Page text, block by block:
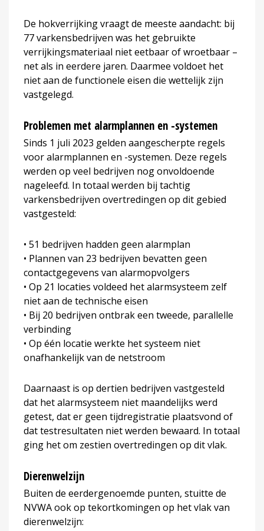
De hokverrijking vraagt de meeste aandacht: bij
77 varkensbedrijven was het gebruikte
verrijkingsmateriaal niet eetbaar of wroetbaar –
net als in eerdere jaren. Daarmee voldoet het
niet aan de functionele eisen die wettelijk zijn
vastgelegd.
Problemen met alarmplannen en -systemen
Sinds 1 juli 2023 gelden aangescherpte regels
voor alarmplannen en -systemen. Deze regels
werden op veel bedrijven nog onvoldoende
nageleefd. In totaal werden bij tachtig
varkensbedrijven overtredingen op dit gebied
vastgesteld:
• 51 bedrijven hadden geen alarmplan
• Plannen van 23 bedrijven bevatten geen
contactgegevens van alarmopvolgers
• Op 21 locaties voldeed het alarmsysteem zelf
niet aan de technische eisen
• Bij 20 bedrijven ontbrak een tweede, parallelle
verbinding
• Op één locatie werkte het systeem niet
onafhankelijk van de netstroom
Daarnaast is op dertien bedrijven vastgesteld
dat het alarmsysteem niet maandelijks werd
getest, dat er geen tijdregistratie plaatsvond of
dat testresultaten niet werden bewaard. In totaal
ging het om zestien overtredingen op dit vlak.
Dierenwelzijn
Buiten de eerdergenoemde punten, stuitte de
NVWA ook op tekortkomingen op het vlak van
dierenwelzijn: